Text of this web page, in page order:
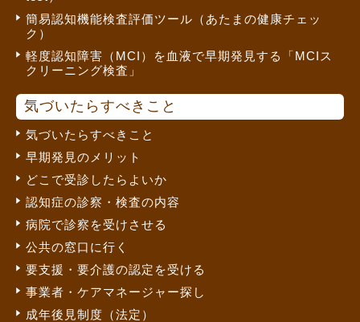
簡易認知機能検査評価ツール（あたまの健康チェッ
ク）
軽度認知障害（MCI）を血液で早期発見する「MCIス
クリーニング検査」
気づいたらすべきこと
気づいたらすべきこと
早期発見のメリット
どこで受診したらよいか
認知症の診察・検査の内容
病院で診察を受けさせる
公共の窓口に行く
要支援・要介護の認定を受ける
事業者・ケアマネージャー探し
成年後見制度（法定）